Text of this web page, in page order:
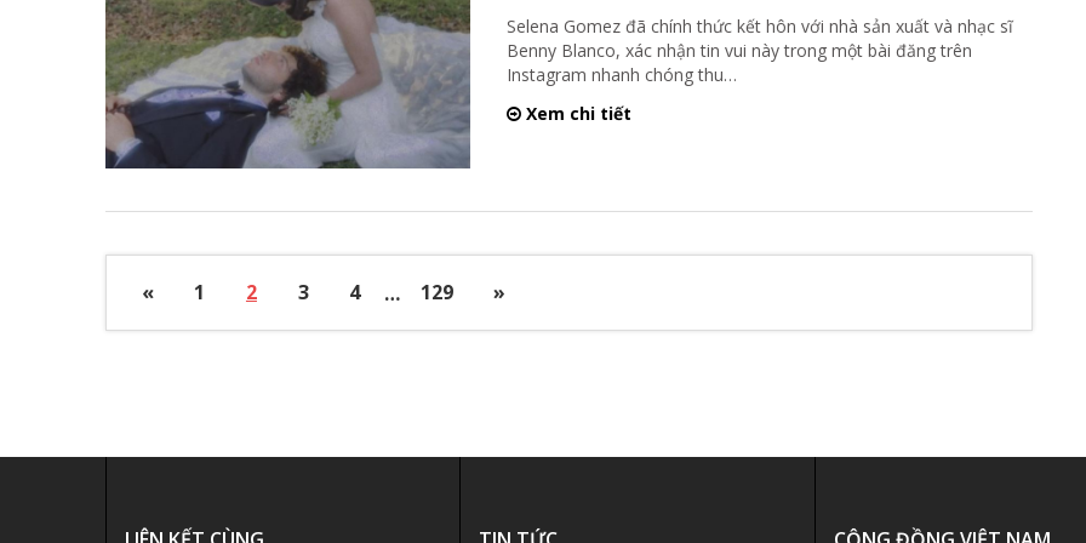
Selena Gomez đã chính thức kết hôn với nhà sản xuất và nhạc sĩ
Benny Blanco, xác nhận tin vui này trong một bài đăng trên
Instagram nhanh chóng thu…
Xem chi tiết
« 1 2 3 4 … 129 »